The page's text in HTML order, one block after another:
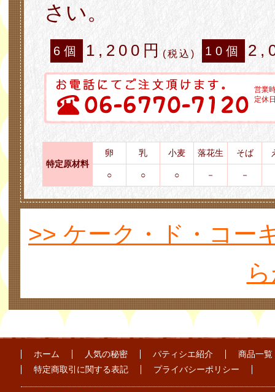
さい。
6個 1,200円 (税込) 10個
営業
定休
特定原材料
卵 乳 小麦 落花生 そば
○ ○ ○ － －
>> ケーク・ド・コー
ホーム 人気の秘密 パティシエ紹介
商品一覧
特定商取引に関する表記
プライバシーポリシー